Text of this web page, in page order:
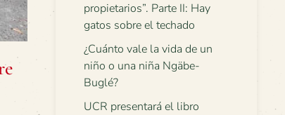
propietarios”. Parte II: Hay
gatos sobre el techado
¿Cuánto vale la vida de un
niño o una niña Ngäbe-
Buglé?
UCR presentará el libro